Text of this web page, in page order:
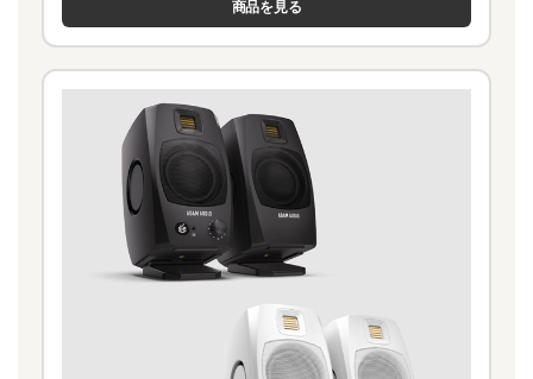
商品を見る